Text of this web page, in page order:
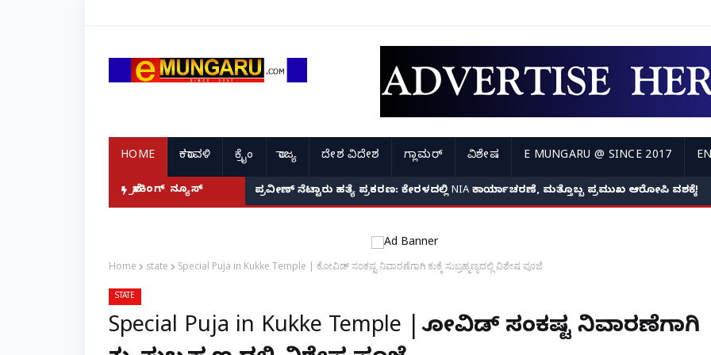
HOME ಕರಾವಳಿ ಕ್ರೈಂ ರಾಜ್ಯ ದೇಶ ವಿದೇಶ ಗ್ಲಾಮರ್ ವಿಶೇಷ E MUNGARU @ SINCE 2017
ಬ್ರೇಕಿಂಗ್ ನ್ಯೂಸ್
ಸುಸ್ಮಿತಾ ಮುಖರ್ಜಿ ಕಣ್ಣೀರಿನ ಹಣೆಬರಹ! ಪ್ರವೀಣ್ ನೆಟ್ಟಾರು ಹತ್ಯೆ ಪ್ರಕರಣ: ಕೇರಳದಲ್ಲಿ NIA ಕಾರ್ಯಾಚರಣೆ, ಮತ್ತೊಬ್ಬ ಪ್ರಮುಖ ಆರೋಪಿ ವಶಕ್ಕೆ!
Home state Special Puja in Kukke Temple | ಕೋವಿಡ್ ಸಂಕಷ್ಟ ನಿವಾರಣೆಗಾಗಿ ಕುಕ್ಕೆ ಸುಬ್ರಹ್ಮಣ್ಯದಲ್ಲಿ ವಿಶೇಷ ಪೂಜೆ
STATE
Special Puja in Kukke Temple | ಕೋವಿಡ್ ಸಂಕಷ್ಟ ನಿವಾರಣೆಗಾಗಿ